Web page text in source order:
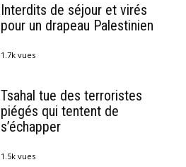
Interdits de séjour et virés
pour un drapeau Palestinien
1.7k vues
Tsahal tue des terroristes
piégés qui tentent de
s’échapper
1.5k vues